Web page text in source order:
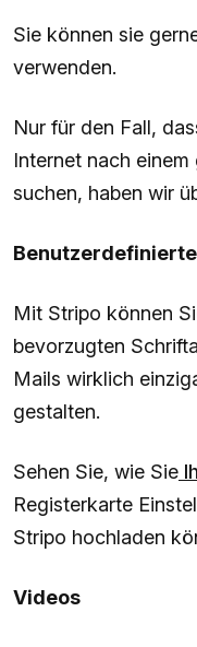
Sie können sie
verwenden.
Nur für den Fall,
Internet nach
suchen, haben wir
Mit Stripo können
bevorzugten
Mails wirklich
gestalten.
Sehen Sie, wie Sie
Registerkarte
Stripo hochladen
Videos